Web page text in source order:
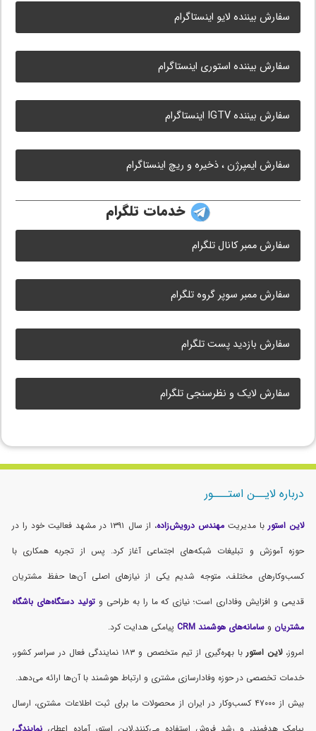
سفارش بیننده لایو اینستاگرام
سفارش بیننده استوری اینستاگرام
سفارش بیننده IGTV اینستاگرام
سفارش ایمپرژن ، ذخیره و ریچ اینستاگرام
خدمات تلگرام
سفارش ممبر کانال تلگرام
سفارش ممبر سوپر گروه تلگرام
سفارش بازدید پست تلگرام
سفارش لایک و نظرسنجی تلگرام